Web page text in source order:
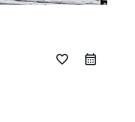
favorite_border